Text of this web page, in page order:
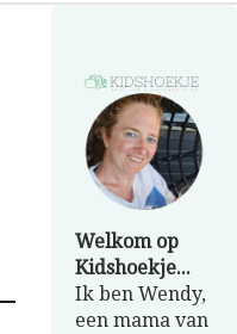
Welkom op
Kidshoekje...
Ik ben Wendy,
een mama van